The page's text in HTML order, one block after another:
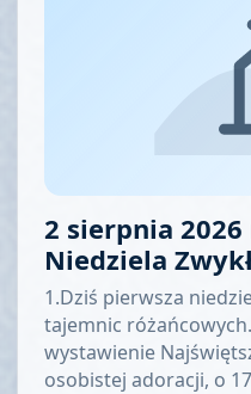
2 sierpnia
Niedziela
1.Dziś pierwsza
tajemnic
wystawienie
osobistej adoracji, o